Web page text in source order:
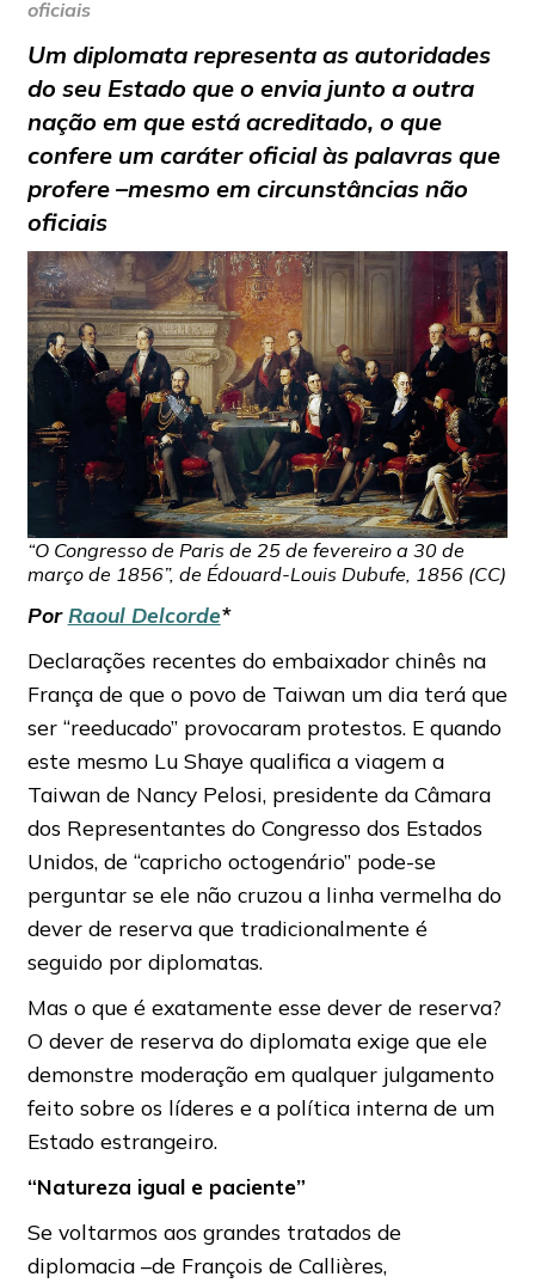
oficiais
Um diplomata representa as autoridades
do seu Estado que o envia junto a outra
nação em que está acreditado, o que
confere um caráter oficial às palavras que
profere –mesmo em circunstâncias não
oficiais
“O Congresso de Paris de 25 de fevereiro a 30 de
março de 1856”, de Édouard-Louis Dubufe, 1856 (CC)
Por Raoul Delcorde*
Declarações recentes do embaixador chinês na
França de que o povo de Taiwan um dia terá que
ser “reeducado” provocaram protestos. E quando
este mesmo Lu Shaye qualifica a viagem a
Taiwan de Nancy Pelosi, presidente da Câmara
dos Representantes do Congresso dos Estados
Unidos, de “capricho octogenário” pode-se
perguntar se ele não cruzou a linha vermelha do
dever de reserva que tradicionalmente é
seguido por diplomatas.
Mas o que é exatamente esse dever de reserva?
O dever de reserva do diplomata exige que ele
demonstre moderação em qualquer julgamento
feito sobre os líderes e a política interna de um
Estado estrangeiro.
“Natureza igual e paciente”
Se voltarmos aos grandes tratados de
diplomacia –de François de Callières,